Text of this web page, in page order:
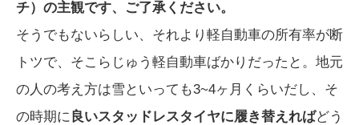
チ）の主観です、ご了承ください。
そうでもないらしい、それより軽自動車の所有率が断
トツで、そこらじゅう軽自動車ばかりだったと。地元
の人の考え方は雪といっても3~4ヶ月くらいだし、そ
の時期に 良いスタッドレスタイヤに履き替えればどう